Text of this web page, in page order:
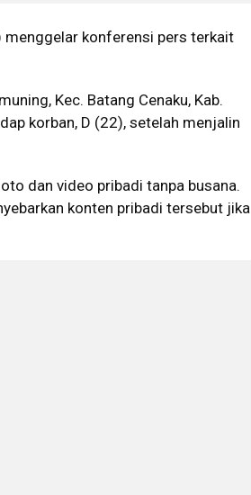
menggelar konferensi pers terkait
Kec. Batang Cenaku, Kab.
korban, D (22), setelah menjalin
dan video pribadi tanpa busana.
konten pribadi tersebut jika